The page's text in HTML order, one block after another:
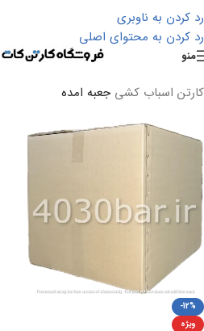
رد کردن به ناوبری
رد کردن به محتوای اصلی
منو
کارتن اسباب کشی جعبه امده
-12%
ویژه